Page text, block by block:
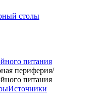
столы
питания
периферия/
питания
Источники